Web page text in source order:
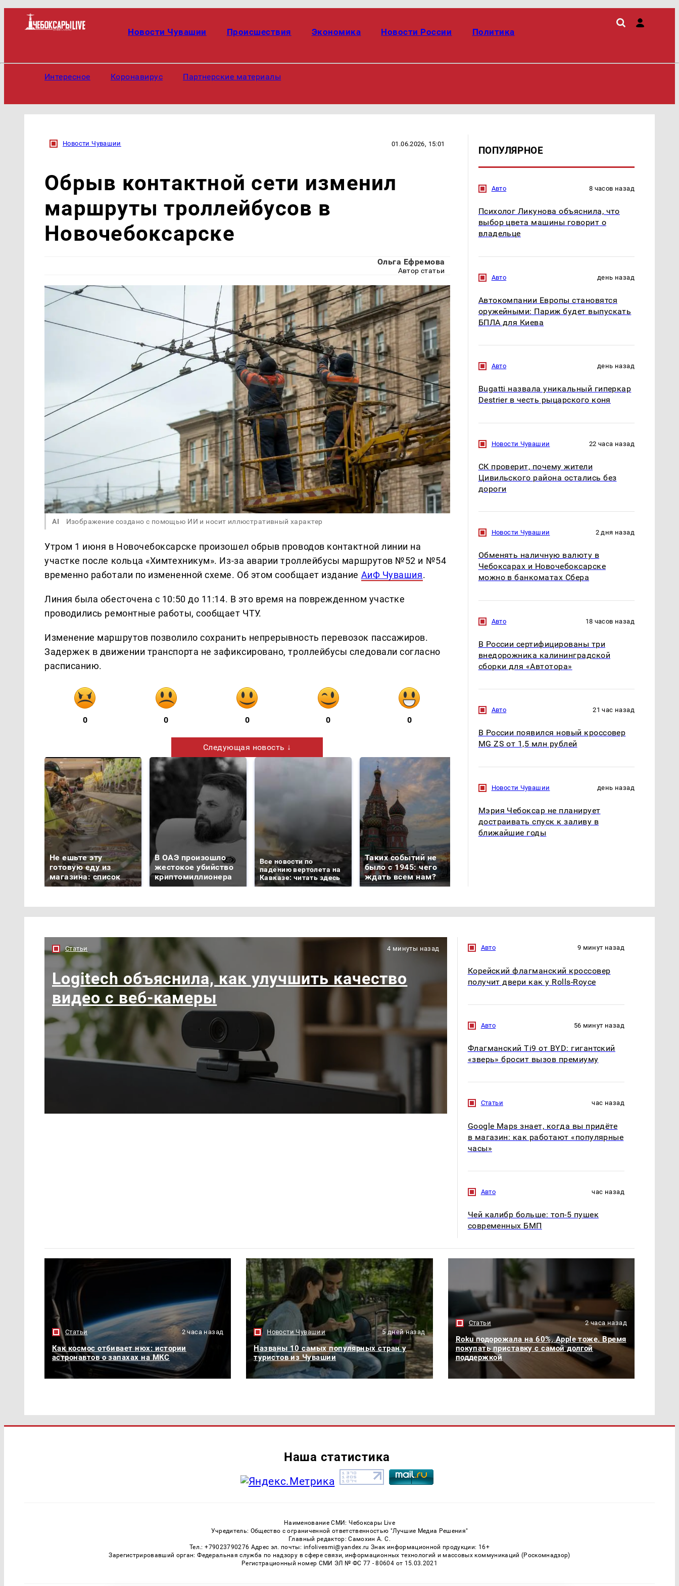
Новости Чувашии Происшествия Экономика Новости России Политика
Интересное Коронавирус Партнерские материалы
Новости Чувашии 01.06.2026, 15:01
Обрыв контактной сети изменил
маршруты троллейбусов в
Новочебоксарске
Ольга Ефремова
Автор статьи
AI Изображение создано с помощью ИИ и носит иллюстративный характер
Утром 1 июня в Новочебоксарске произошел обрыв проводов контактной линии на
участке после кольца «Химтехникум». Из-за аварии троллейбусы маршрутов №52 и №54
временно работали по измененной схеме. Об этом сообщает издание АиФ Чувашия.
Линия была обесточена с 10:50 до 11:14. В это время на поврежденном участке
проводились ремонтные работы, сообщает ЧТУ.
Изменение маршрутов позволило сохранить непрерывность перевозок пассажиров.
Задержек в движении транспорта не зафиксировано, троллейбусы следовали согласно
расписанию.
0 0 0 0 0
Следующая новость ↓
Не ешьте эту
готовую еду из
магазина: список
В ОАЭ произошло
жестокое убийство
криптомиллионера
Все новости по
падению вертолета на
Кавказе: читать здесь
Таких событий не
было с 1945: чего
ждать всем нам?
ПОПУЛЯРНОЕ
Авто 8 часов назад
Психолог Ликунова объяснила, что
выбор цвета машины говорит о
владельце
Авто день назад
Автокомпании Европы становятся
оружейными: Париж будет выпускать
БПЛА для Киева
Авто день назад
Bugatti назвала уникальный гиперкар
Destrier в честь рыцарского коня
Новости Чувашии 22 часа назад
СК проверит, почему жители
Цивильского района остались без
дороги
Новости Чувашии 2 дня назад
Обменять наличную валюту в
Чебоксарах и Новочебоксарске
можно в банкоматах Сбера
Авто 18 часов назад
В России сертифицированы три
внедорожника калининградской
сборки для «Автотора»
Авто 21 час назад
В России появился новый кроссовер
MG ZS от 1,5 млн рублей
Новости Чувашии день назад
Мэрия Чебоксар не планирует
достраивать спуск к заливу в
ближайшие годы
Статьи 4 минуты назад
Logitech объяснила, как улучшить качество
видео с веб-камеры
Авто 9 минут назад
Корейский флагманский кроссовер
получит двери как у Rolls-Royce
Авто 56 минут назад
Флагманский Ti9 от BYD: гигантский
«зверь» бросит вызов премиуму
Статьи час назад
Google Maps знает, когда вы придёте
в магазин: как работают «популярные
часы»
Авто час назад
Чей калибр больше: топ-5 пушек
современных БМП
Статьи 2 часа назад
Как космос отбивает нюх: истории
астронавтов о запахах на МКС
Новости Чувашии 5 дней назад
Названы 10 самых популярных стран у
туристов из Чувашии
Статьи 2 часа назад
Roku подорожала на 60%, Apple тоже. Время
покупать приставку с самой долгой
поддержкой
Наша статистика
Наименование СМИ: Чебоксары Live
Учредитель: Общество с ограниченной ответственностью "Лучшие Медиа Решения"
Главный редактор: Самохин А. С.
Тел.: +79023790276 Адрес эл. почты: infolivesmi@yandex.ru Знак информационной продукции: 16+
Зарегистрировавший орган: Федеральная служба по надзору в сфере связи, информационных технологий и массовых коммуникаций (Роскомнадзор)
Регистрационный номер СМИ ЭЛ № ФС 77 - 80604 от 15.03.2021